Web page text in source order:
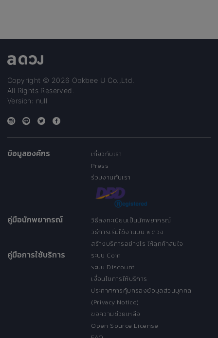
Copyright © 2026 Ookbee U Co.,Ltd.
All Rights Reserved.
Version: null
ข้อมูลองค์กร
เกี่ยวกับเรา
Press
ร่วมงานกับเรา
คู่มือนักพยากรณ์
วิธีลงทะเบียนเป็นนักพยากรณ์
วิธีการเริ่มใช้งานบน a ดวง
สร้างบริการอย่างไร ให้ลูกค้าสนใจ
คู่มือการใช้บริการ
ระบบ Coin
ระบบ Discount
เงื่อนไขการให้บริการ
ประกาศการคุ้มครองข้อมูลส่วนบุคคล
(Privacy Notice)
ขอความช่วยเหลือ
Open Source License